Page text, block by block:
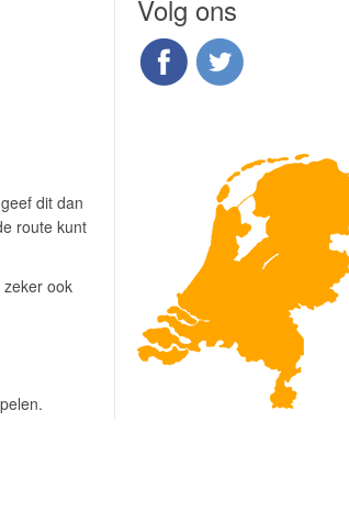
dit dan
route kunt
ook
Volg ons